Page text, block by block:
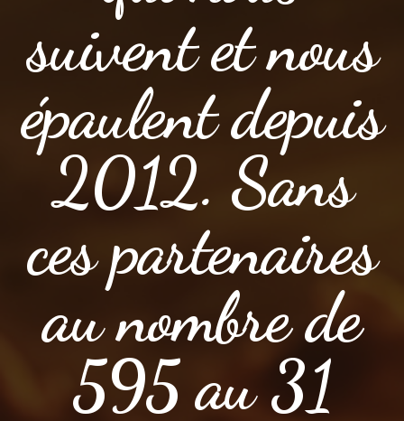
suivent et nous
épaulent depuis
2012. Sans
ces partenaires
au nombre de
595 au 31